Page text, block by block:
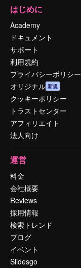
はじめに
Academy
ドキュメント
サポート
利用規約
プライバシーポリシー
オリジナル 新規
クッキーポリシー
トラストセンター
アフィリエイト
法人向け
運営
料金
会社概要
Reviews
採用情報
検索トレンド
ブログ
イベント
Slidesgo